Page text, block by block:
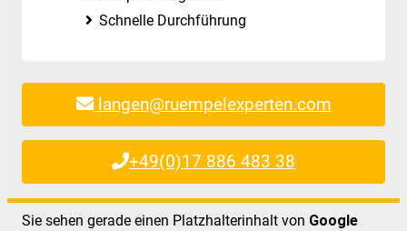
Schnelle Durchführung
langen@ruempelexperten.com
+49(0)17 886 483 38
Sie sehen gerade einen Platzhalterinhalt von Google